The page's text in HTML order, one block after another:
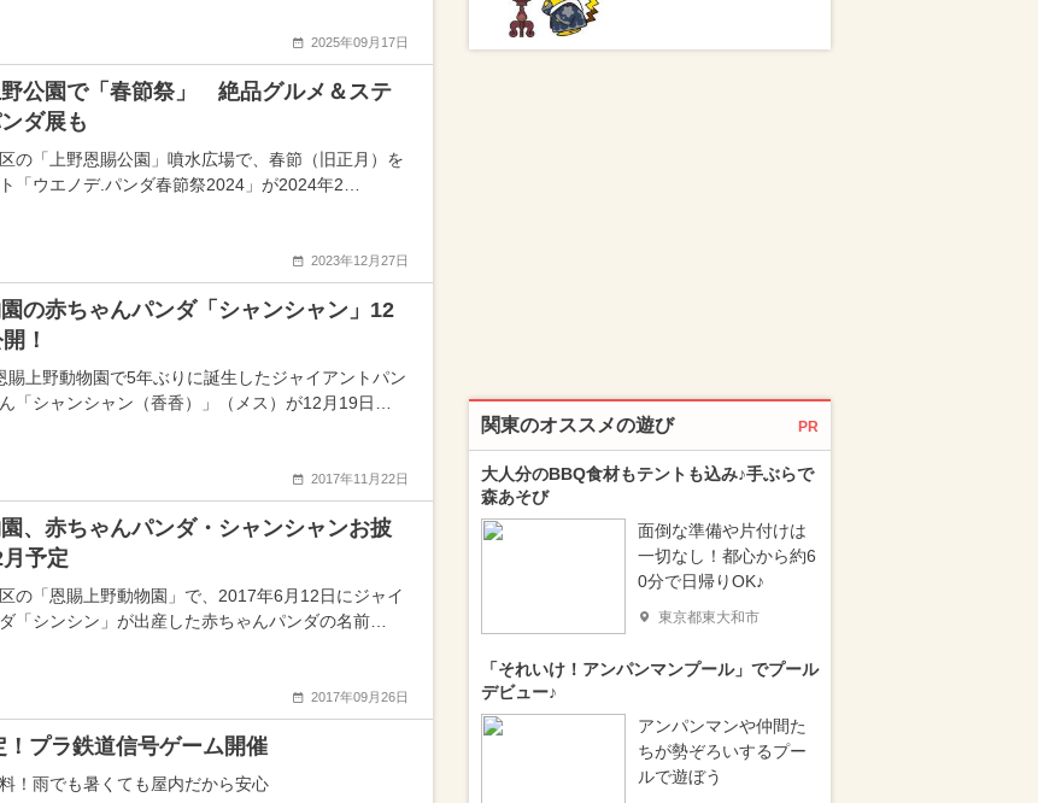
2025年09月17日
公園で「春節祭」 絶品グルメ＆ステ
ダ展も
の「上野恩賜公園」噴水広場で、春節（旧正月）を
「ウエノデ.パンダ春節祭2024」が2024年2…
2023年12月27日
の赤ちゃんパンダ「シャンシャン」12
！
賜上野動物園で5年ぶりに誕生したジャイアントパン
「シャンシャン（香香）」（メス）が12月19日…
2017年11月22日
、赤ちゃんパンダ・シャンシャンお披
予定
の「恩賜上野動物園」で、2017年6月12日にジャイ
「シンシン」が出産した赤ちゃんパンダの名前…
2017年09月26日
！プラ鉄道信号ゲーム開催
！雨でも暑くても屋内だから安心
関東のオススメの遊び PR
大人分のBBQ食材もテントも込み♪手ぶらで
森あそび
面倒な準備や片付けは
一切なし！都心から約6
0分で日帰りOK♪
東京都東大和市
「それいけ！アンパンマンプール」でプール
デビュー♪
アンパンマンや仲間た
ちが勢ぞろいするプー
ルで遊ぼう